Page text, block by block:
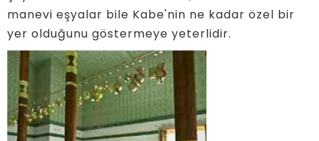
manevi eşyalar bile Kabe'nin ne kadar özel bir
yer olduğunu göstermeye yeterlidir.